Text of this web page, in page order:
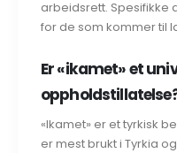
arbeidsrett. Spesifikke
for de som kommer til
Er «ikamet» et
«Ikamet» er et tyrkisk
er mest brukt i Tyrkia